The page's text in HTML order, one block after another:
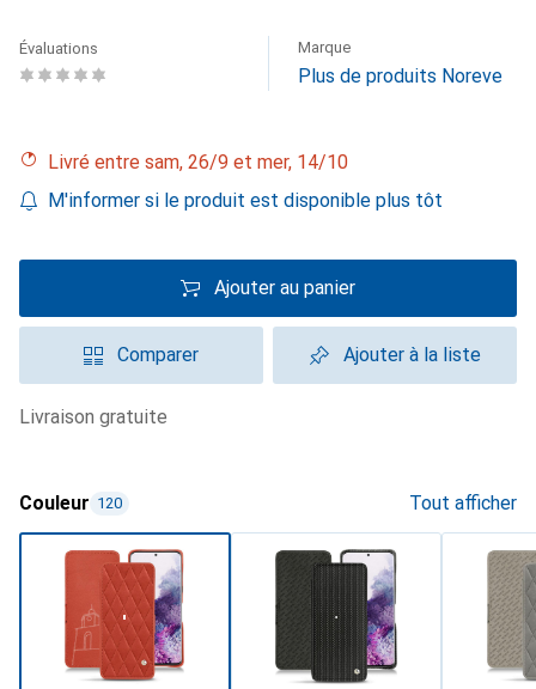
Évaluations Marque
Plus de produits Noreve
Livré entre sam, 26/9 et mer, 14/10
M'informer si le produit est disponible plus tôt
Ajouter au panier
Comparer Ajouter à la liste
livraison gratuite
Couleur 120 Tout afficher